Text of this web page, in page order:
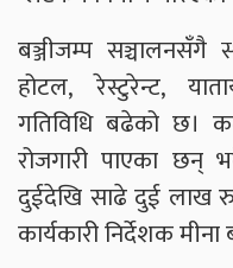
बञ्जीजम्प सञ्चालनसँगै
होटल, रेस्टुरेन्ट,
गतिविधि बढेको छ।
रोजगारी पाएका छन्
दुईदेखि साढे दुई लाख
कार्यकारी निर्देशक